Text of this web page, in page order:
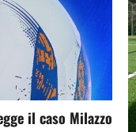
il caso Milazzo